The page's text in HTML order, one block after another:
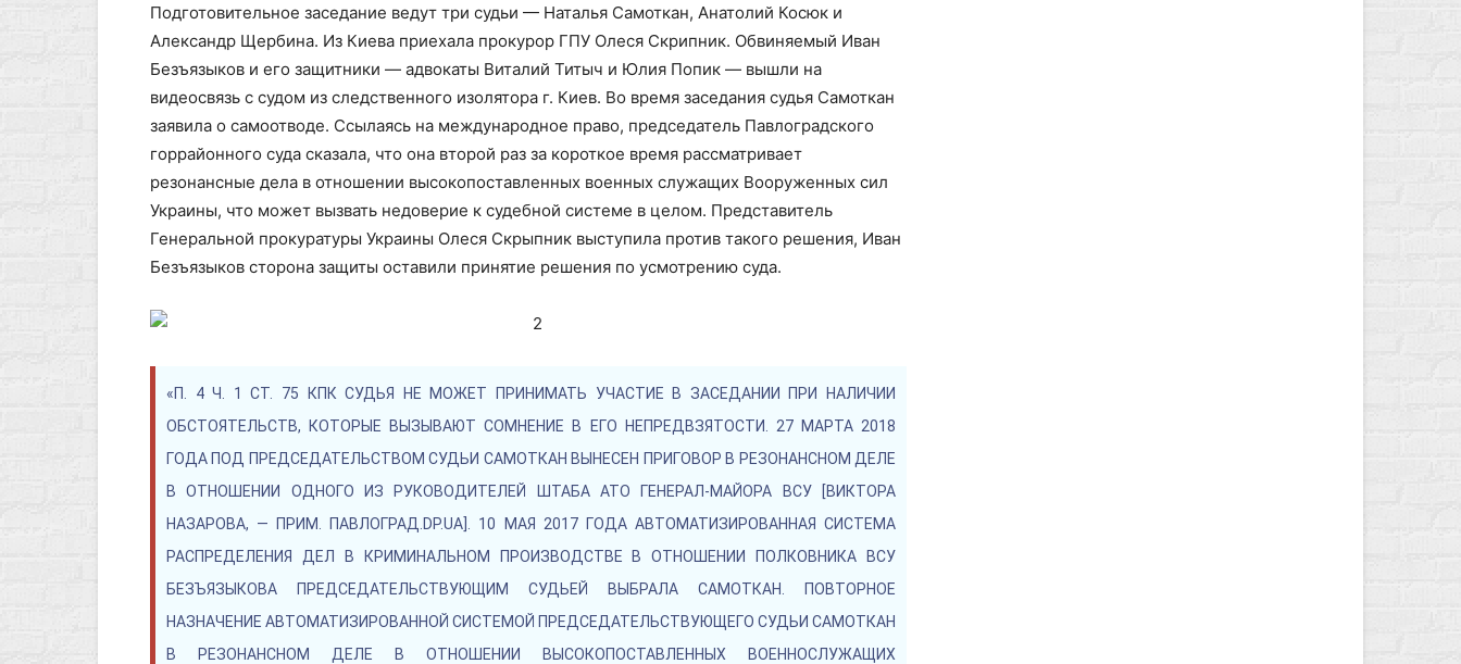
Подготовительное заседание ведут три судьи — Наталья Самоткан, Анатолий Косюк и
Александр Щербина. Из Киева приехала прокурор ГПУ Олеся Скрипник. Обвиняемый Иван
Безъязыков и его защитники — адвокаты Виталий Титыч и Юлия Попик — вышли на
видеосвязь с судом из следственного изолятора г. Киев. Во время заседания судья Самоткан
заявила о самоотводе. Ссылаясь на международное право, председатель Павлоградского
горрайонного суда сказала, что она второй раз за короткое время рассматривает
резонансные дела в отношении высокопоставленных военных служащих Вооруженных сил
Украины, что может вызвать недоверие к судебной системе в целом. Представитель
Генеральной прокуратуры Украины Олеся Скрыпник выступила против такого решения, Иван
Безъязыков сторона защиты оставили принятие решения по усмотрению суда.
«П. 4 Ч. 1 СТ. 75 КПК СУДЬЯ НЕ МОЖЕТ ПРИНИМАТЬ УЧАСТИЕ В ЗАСЕДАНИИ ПРИ НАЛИЧИИ
ОБСТОЯТЕЛЬСТВ, КОТОРЫЕ ВЫЗЫВАЮТ СОМНЕНИЕ В ЕГО НЕПРЕДВЗЯТОСТИ. 27 МАРТА 2018
ГОДА ПОД ПРЕДСЕДАТЕЛЬСТВОМ СУДЬИ САМОТКАН ВЫНЕСЕН ПРИГОВОР В РЕЗОНАНСНОМ ДЕЛЕ
В ОТНОШЕНИИ ОДНОГО ИЗ РУКОВОДИТЕЛЕЙ ШТАБА АТО ГЕНЕРАЛ-МАЙОРА ВСУ [ВИКТОРА
НАЗАРОВА, — ПРИМ. ПАВЛОГРАД.DP.UA]. 10 МАЯ 2017 ГОДА АВТОМАТИЗИРОВАННАЯ СИСТЕМА
РАСПРЕДЕЛЕНИЯ ДЕЛ В КРИМИНАЛЬНОМ ПРОИЗВОДСТВЕ В ОТНОШЕНИИ ПОЛКОВНИКА ВСУ
БЕЗЪЯЗЫКОВА ПРЕДСЕДАТЕЛЬСТВУЮЩИМ СУДЬЕЙ ВЫБРАЛА САМОТКАН. ПОВТОРНОЕ
НАЗНАЧЕНИЕ АВТОМАТИЗИРОВАННОЙ СИСТЕМОЙ ПРЕДСЕДАТЕЛЬСТВУЮЩЕГО СУДЬИ САМОТКАН
В РЕЗОНАНСНОМ ДЕЛЕ В ОТНОШЕНИИ ВЫСОКОПОСТАВЛЕННЫХ ВОЕННОСЛУЖАЩИХ